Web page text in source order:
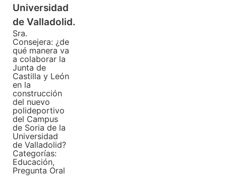
Universidad
de Valladolid.
Sra.
Consejera: ¿de
qué manera va
a colaborar la
Junta de
Castilla y León
en la
construcción
del nuevo
polideportivo
del Campus
de Soria de la
Universidad
de Valladolid?
Categorías:
Educación,
Pregunta Oral